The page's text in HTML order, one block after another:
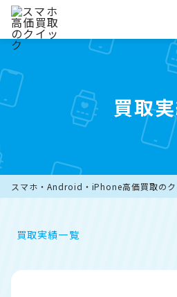
買取
スマホ・Android・iPhone高価買取のク
買取実績一覧